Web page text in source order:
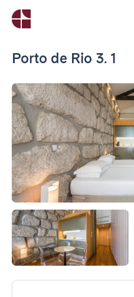
Porto de Rio 3. 1